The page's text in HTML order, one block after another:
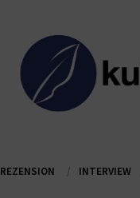
REZENSION INTERVIEW